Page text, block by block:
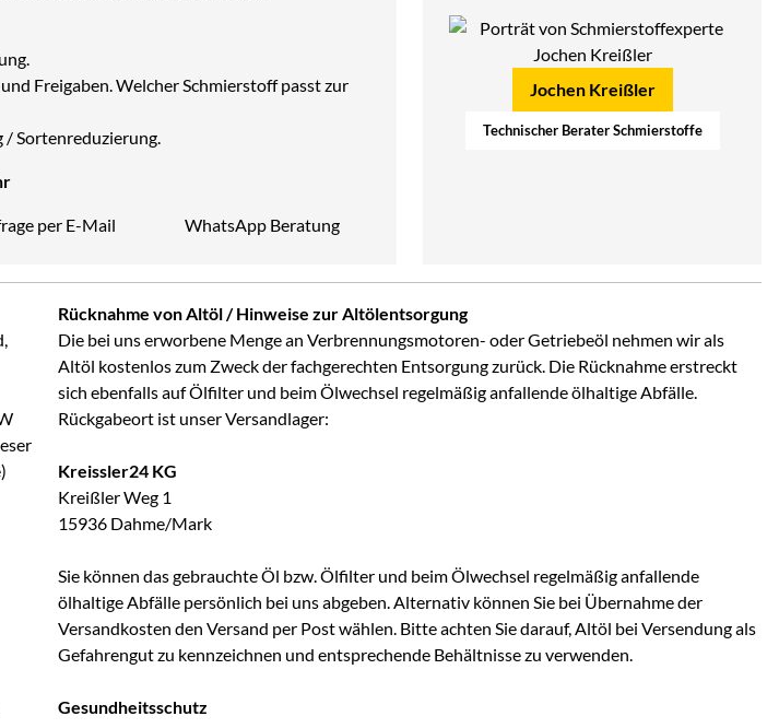
Freigaben. Welcher Schmierstoff passt zur
Sortenreduzierung.
per E-Mail WhatsApp Beratung
Jochen Kreißler
Technischer Berater Schmierstoffe
Rücknahme von Altöl / Hinweise zur Altölentsorgung
Die bei uns erworbene Menge an Verbrennungsmotoren- oder Getriebeöl nehmen wir als
Altöl kostenlos zum Zweck der fachgerechten Entsorgung zurück. Die Rücknahme erstreckt
sich ebenfalls auf Ölfilter und beim Ölwechsel regelmäßig anfallende ölhaltige Abfälle.
Rückgabeort ist unser Versandlager:
Kreissler24 KG
Kreißler Weg 1
15936 Dahme/Mark
Sie können das gebrauchte Öl bzw. Ölfilter und beim Ölwechsel regelmäßig anfallende
ölhaltige Abfälle persönlich bei uns abgeben. Alternativ können Sie bei Übernahme der
Versandkosten den Versand per Post wählen. Bitte achten Sie darauf, Altöl bei Versendung als
Gefahrengut zu kennzeichnen und entsprechende Behältnisse zu verwenden.
Gesundheitsschutz